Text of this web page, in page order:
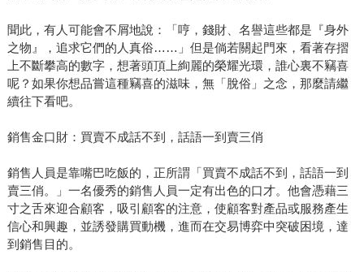
聞此，有人可能會不屑地說：「哼，錢財、名譽這些都是『身外
之物』，追求它們的人真俗……」但是倘若關起門來，看著存摺
上不斷攀高的數字，想著頭頂上絢麗的榮耀光環，誰心裏不竊喜
呢？如果你想品嘗這種竊喜的滋味，無「脫俗」之念，那麼請繼
續往下看吧。
銷售金口財：買賣不成話不到，話語一到賣三俏
銷售人員是靠嘴巴吃飯的，正所謂「買賣不成話不到，話語一到
賣三俏。」一名優秀的銷售人員一定有出色的口才。他會憑藉三
寸之舌來迎合顧客，吸引顧客的注意，使顧客對產品或服務產生
信心和興趣，並誘發購買動機，進而在交易博弈中突破困境，達
到銷售目的。